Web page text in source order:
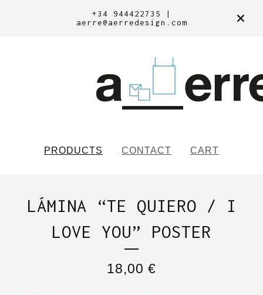
+34 944422735 |
aerre@aerredesign.com
PRODUCTS CONTACT CART
LÁMINA “TE QUIERO / I
LOVE YOU” POSTER
18,00 €